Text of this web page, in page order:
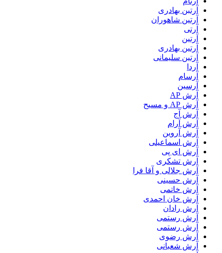
آرتبن بهادری
آرتين شاهوران
آرتی
آرتین
آرتین بهادری
آرتین سلیمانی
آردا
آرسام
آرسین
آرش AP
آرش AP و مسیح
آرش آج
آرش آرام
آرش آروین
آرش اسماعیلی
آرش ای پی
آرش تشکری
آرش جلالی و آقا فرا
آرش حسینی
آرش خاتمی
آرش خان احمدی
آرش رادان
آرش رستمى
آرش رستمی
آرش رضوی
آرش شعبانی